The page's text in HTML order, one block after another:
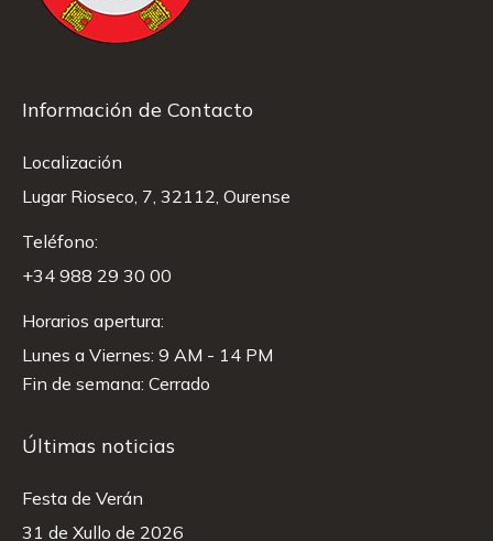
Información de Contacto
Localización
Lugar Rioseco, 7, 32112, Ourense
Teléfono:
+34 988 29 30 00
Horarios apertura:
Lunes a Viernes: 9 AM - 14 PM
Fin de semana: Cerrado
Últimas noticias
Festa de Verán
31 de Xullo de 2026